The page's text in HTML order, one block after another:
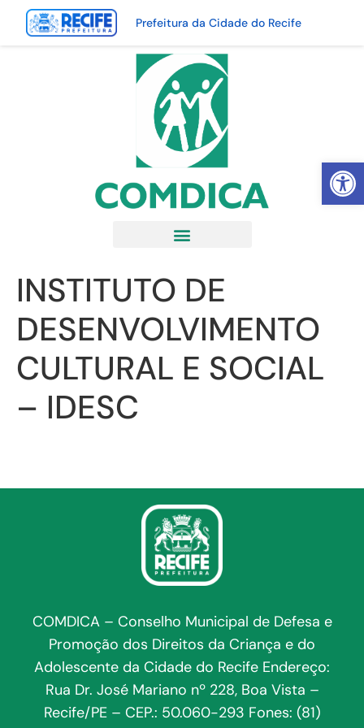
Abrir
Prefeitura da Cidade do Recife
INSTITUTO DE
DESENVOLVIMENTO
CULTURAL E SOCIAL
– IDESC
COMDICA – Conselho Municipal de Defesa e
Promoção dos Direitos da Criança e do
Adolescente da Cidade do Recife Endereço:
Rua Dr. José Mariano nº 228, Boa Vista –
Recife/PE – CEP.: 50.060-293 Fones: (81)